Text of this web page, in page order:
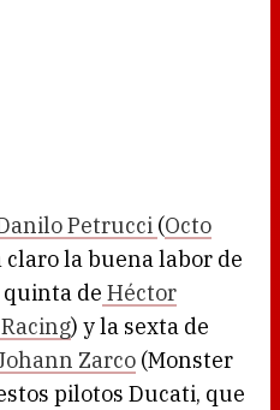
Petrucci (Octo
claro la buena labor de
de Héctor
) y la sexta de
Zarco (Monster
pilotos Ducati, que